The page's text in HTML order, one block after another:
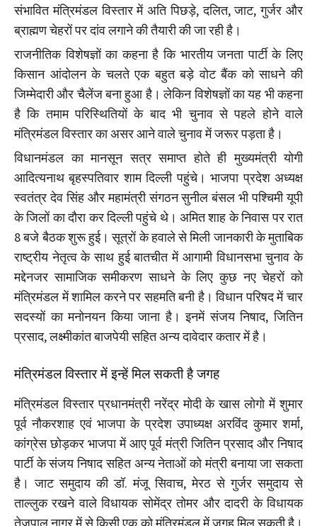
संभावित मंत्रिमंडल विस्तार में अति पिछड़े, दलित, जाट, गुर्जर और
ब्राह्मण चेहरों पर दांव लगाने की तैयारी की जा रही है।
राजनीतिक विशेषज्ञों का कहना है कि भारतीय जनता पार्टी के लिए
किसान आंदोलन के चलते एक बहुत बड़े वोट बैंक को साधने की
जिम्मेदारी और चैलेंज बना हुआ है। लेकिन विशेषज्ञों का यह भी कहना
है कि तमाम परिस्थितियों के बाद भी चुनाव से पहले होने वाले
मंत्रिमंडल विस्तार का असर आने वाले चुनाव में जरूर पड़ता है।
विधानमंडल का मानसून सत्र समाप्त होते ही मुख्यमंत्री योगी
आदित्यनाथ बृहस्पतिवार शाम दिल्ली पहुंचे। भाजपा प्रदेश अध्यक्ष
स्वतंत्र देव सिंह और महामंत्री संगठन सुनील बंसल भी पश्चिमी यूपी
के जिलों का दौरा कर दिल्ली पहुंचे थे। अमित शाह के निवास पर रात
8 बजे बैठक शुरू हुई। सूत्रों के हवाले से मिली जानकारी के मुताबिक
राष्ट्रीय नेतृत्व के साथ हुई बातचीत में आगामी विधानसभा चुनाव के
मद्देनजर सामाजिक समीकरण साधने के लिए कुछ नए चेहरों को
मंत्रिमंडल में शामिल करने पर सहमति बनी है। विधान परिषद में चार
सदस्यों का मनोनयन किया जाना है। इनमें संजय निषाद, जितिन
प्रसाद, लक्ष्मीकांत बाजपेयी सहित अन्य दावेदार कतार में है।
मंत्रिमंडल विस्तार में इन्हें मिल सकती है जगह
मंत्रिमंडल विस्तार प्रधानमंत्री नरेंद्र मोदी के खास लोगो में शुमार
पूर्व नौकरशाह एवं भाजपा के प्रदेश उपाध्यक्ष अरविंद कुमार शर्मा,
कांग्रेस छोड़कर भाजपा में आए पूर्व मंत्री जितिन प्रसाद और निषाद
पार्टी के संजय निषाद सहित अन्य नेताओं को मंत्री बनाया जा सकता
है। जाट समुदाय की डॉ. मंजू सिवाच, मेरठ से गुर्जर समुदाय से
ताल्लुक रखने वाले विधायक सोमेंद्र तोमर और दादरी के विधायक